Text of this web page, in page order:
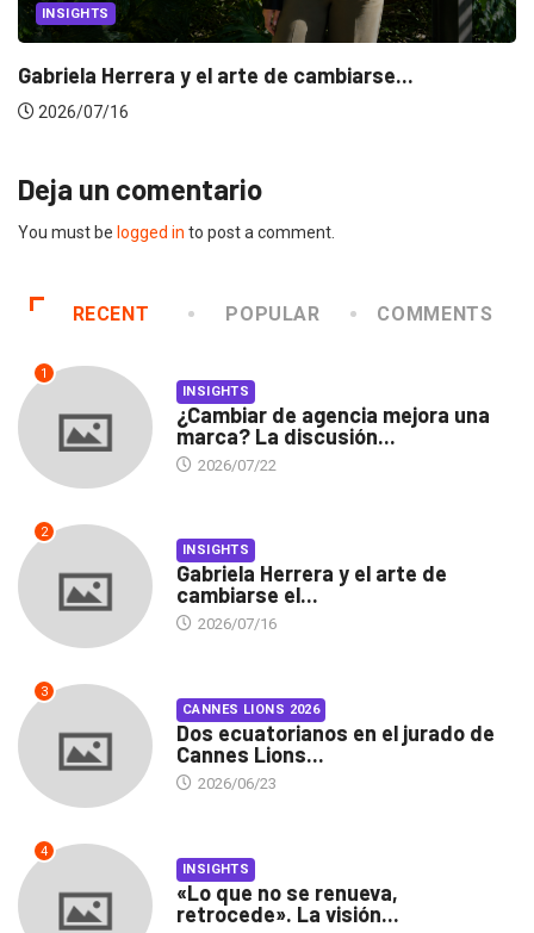
INSIGHTS
Gabriela Herrera y el arte de cambiarse...
2026/07/16
Deja un comentario
You must be logged in to post a comment.
RECENT POPULAR COMMENTS
1
INSIGHTS
¿Cambiar de agencia mejora una
marca? La discusión...
2026/07/22
2
INSIGHTS
Gabriela Herrera y el arte de
cambiarse el...
2026/07/16
3
CANNES LIONS 2026
Dos ecuatorianos en el jurado de
Cannes Lions...
2026/06/23
4
INSIGHTS
«Lo que no se renueva,
retrocede». La visión...